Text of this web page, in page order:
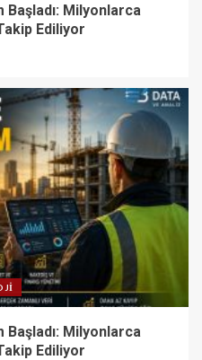
Milyonlarca
Ediliyor
Milyonlarca
Ediliyor